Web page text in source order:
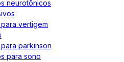
neurotônicos
vertigem
parkinson
para sono